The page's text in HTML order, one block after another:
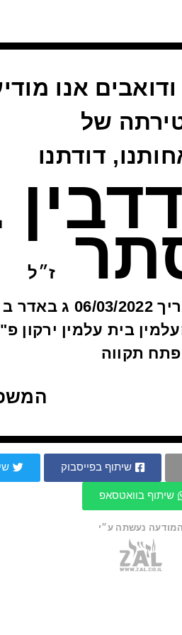
אנו
של
דודתנו
ז״ל
ההלוויה תתקיים בתאריך
בבית העלמין בית עלמין
פתח תקווה
שיתוף בפייסבוק
שיתוף בוואטסאפ
המודעה נעשתה ע״י